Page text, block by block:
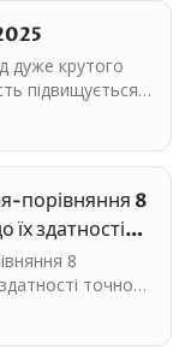
дуже крутого
підвищується
підписатися і…
порівняння 8
здатності
8
точно
запити про